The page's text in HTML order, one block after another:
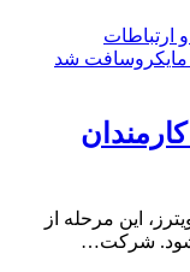
ارتباطات
این مرحله از
شود. شرکت…